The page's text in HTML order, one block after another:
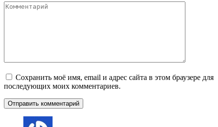
Комментарий
Сохранить моё имя, email и адрес сайта в этом браузере для
последующих моих комментариев.